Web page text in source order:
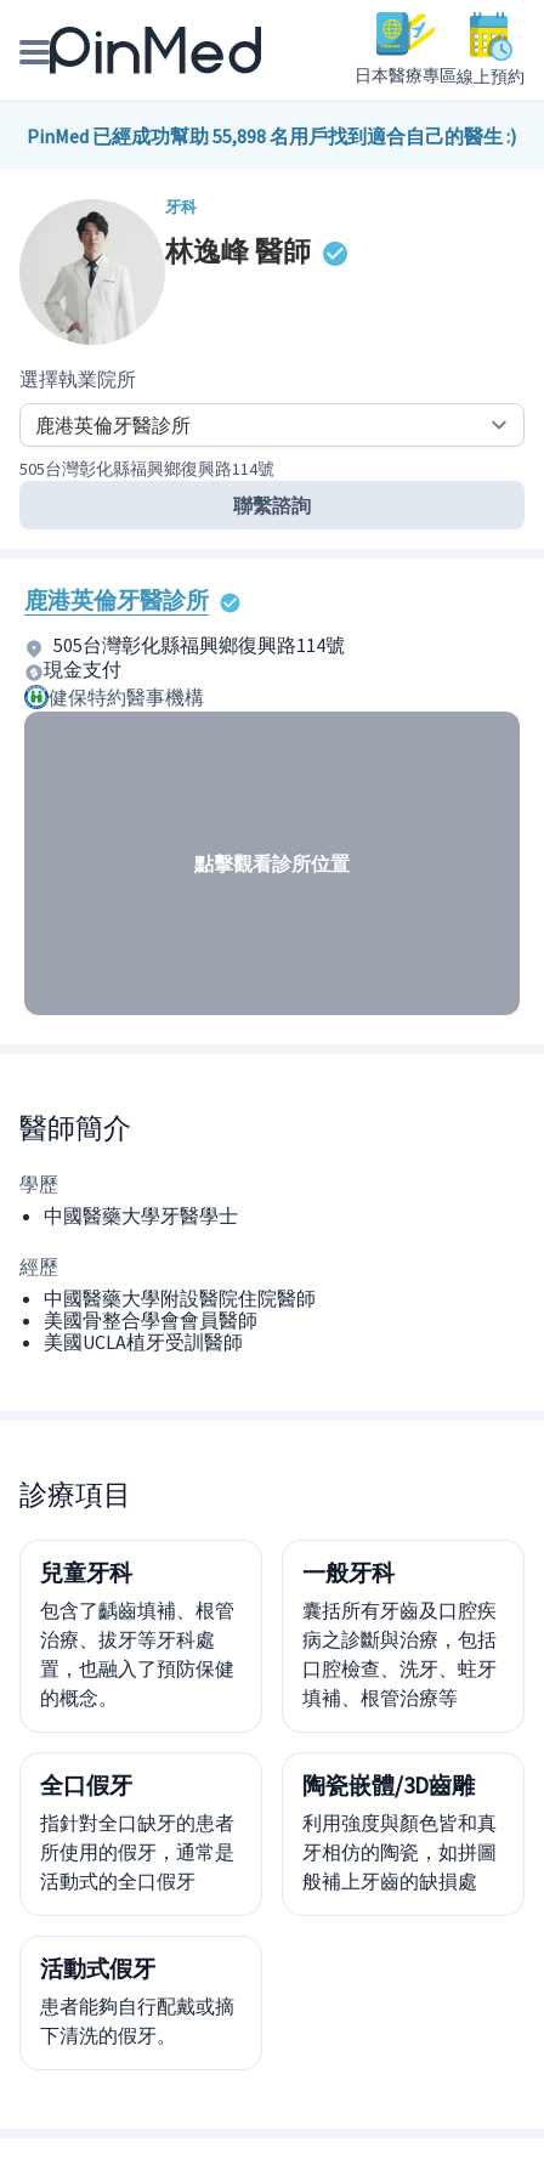
日本醫療專區線上預約
線上預約醫師、院所
醫師專欄專訪
健康主題館
PinMed 已經成功幫助 55,898 名用戶找到適合自己的醫生 :)
牙科
林逸峰醫師
選擇執業院所
505台灣彰化縣福興鄉復興路114號
聯繫諮詢
鹿港英倫牙醫診所
505台灣彰化縣福興鄉復興路114號
現金支付
健保特約醫事機構
點擊觀看診所位置
醫師簡介
學歷
中國醫藥大學牙醫學士
經歷
中國醫藥大學附設醫院住院醫師
美國骨整合學會會員醫師
美國UCLA植牙受訓醫師
診療項目
兒童牙科
包含了齲齒填補、根管
治療、拔牙等牙科處
置，也融入了預防保健
的概念。
一般牙科
囊括所有牙齒及口腔疾
病之診斷與治療，包括
口腔檢查、洗牙、蛀牙
填補、根管治療等
全口假牙
指針對全口缺牙的患者
所使用的假牙，通常是
活動式的全口假牙
陶瓷嵌體/3D齒雕
利用強度與顏色皆和真
牙相仿的陶瓷，如拼圖
般補上牙齒的缺損處
活動式假牙
患者能夠自行配戴或摘
下清洗的假牙。